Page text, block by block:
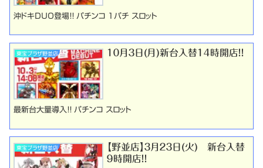
沖ドキＤＵＯ登場！！ パチンコ １パチ スロット
東宝プラザ野並店 １０月３日(月)新台入替１４時開店！！
最新台大量導入！！ パチンコ スロット
東宝プラザ野並店
【野並店】３月２３日(火) 新台入替
９時開店！！